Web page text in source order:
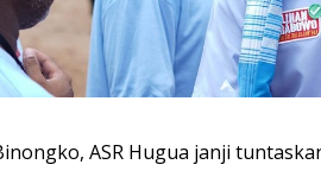
ASR Hugua janji